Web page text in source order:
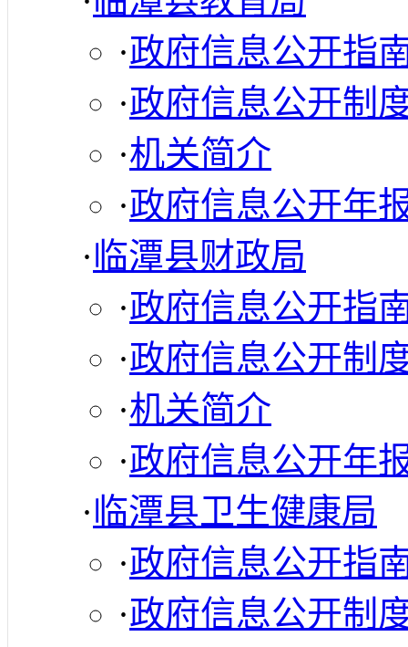
·政府信息公开指
·政府信息公开制
·机关简介
·政府信息公开年
·临潭县财政局
·政府信息公开指
·政府信息公开制
·机关简介
·政府信息公开年
·临潭县卫生健康局
·政府信息公开指
·政府信息公开制